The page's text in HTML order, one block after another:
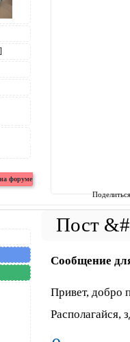
Сообщение
Привет, добро
Располагайся,